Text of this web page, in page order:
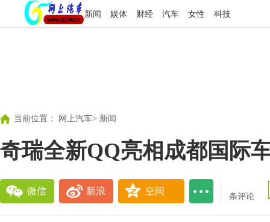
新闻 娱体 财经 汽车 女性 科技
当前位置： 网上汽车> 新闻
奇瑞全新QQ亮相成都国际
微信 新浪 空间
条评论